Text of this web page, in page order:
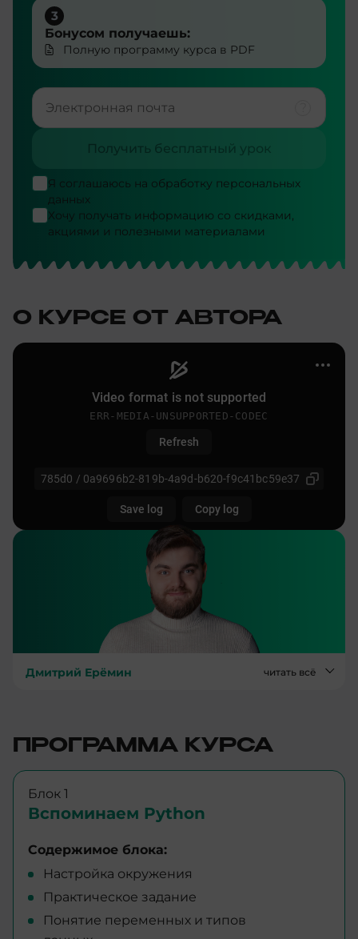
3
Бонусом получаешь:
Полную программу курса в PDF
Получить бесплатный урок
Я соглашаюсь на обработку персональных
данных
Хочу получать информацию со скидками,
акциями и полезными материалами
О КУРСЕ ОТ АВТОРА
Дмитрий Ерёмин читать всё
ПРОГРАММА КУРСА
Блок 1
Вспоминаем Python
Содержимое блока:
Настройка окружения
Практическое задание
Понятие переменных и типов